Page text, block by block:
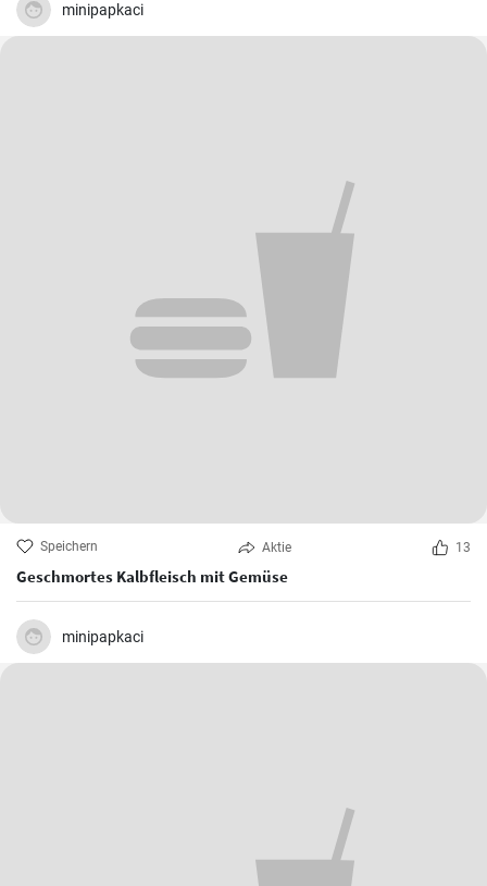
minipapkaci
Speichern Aktie 13
Geschmortes Kalbfleisch mit Gemüse
minipapkaci